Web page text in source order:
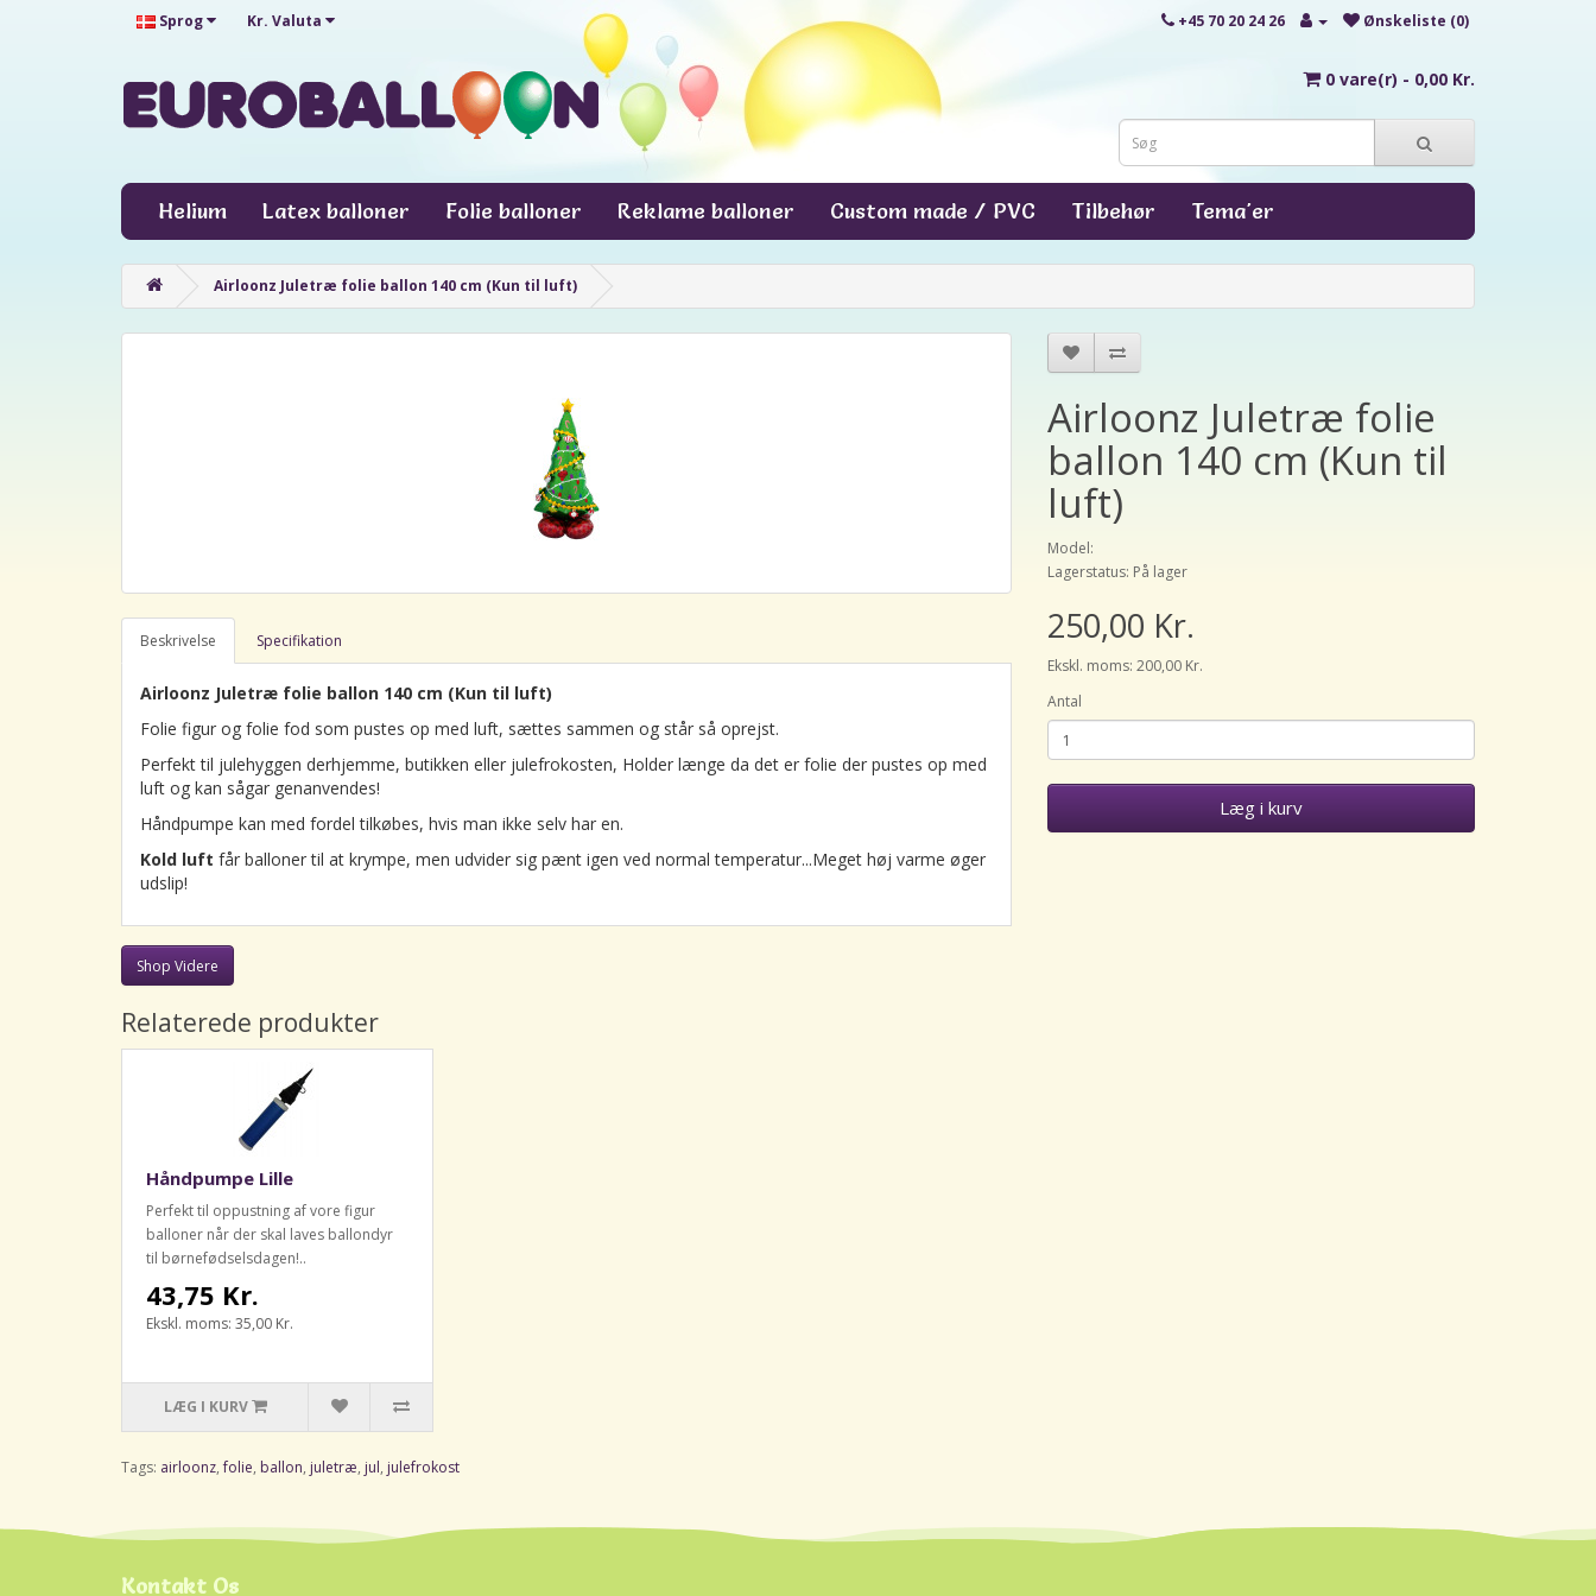
Sprog Kr. Valuta +45 70 20 24 26 Ønskeliste (0)
0 vare(r) - 0,00 Kr.
Helium Latex balloner Folie balloner Reklame balloner Custom made / PVC Tilbehør Tema'er
Airloonz Juletræ folie ballon 140 cm (Kun til luft)
Beskrivelse Specifikation
Airloonz Juletræ folie ballon 140 cm (Kun til luft)
Folie figur og folie fod som pustes op med luft, sættes sammen og står så oprejst.
Perfekt til julehyggen derhjemme, butikken eller julefrokosten, Holder længe da det er folie der pustes op med
luft og kan sågar genanvendes!
Håndpumpe kan med fordel tilkøbes, hvis man ikke selv har en.
Kold luft får balloner til at krympe, men udvider sig pænt igen ved normal temperatur...Meget høj varme øger
udslip!
Shop Videre
Airloonz Juletræ folie
ballon 140 cm (Kun til
luft)
Model:
Lagerstatus: På lager
250,00 Kr.
Ekskl. moms: 200,00 Kr.
Antal
Læg i kurv
Relaterede produkter
Håndpumpe Lille
Perfekt til oppustning af vore figur
balloner når der skal laves ballondyr
til børnefødselsdagen!..
43,75 Kr.
Ekskl. moms: 35,00 Kr.
LÆG I KURV
Tags: airloonz,folie, ballon, juletræ, jul, julefrokost
Kontakt Os